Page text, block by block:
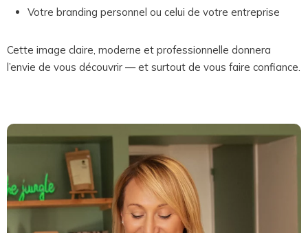
Votre branding personnel ou celui de votre entreprise
Cette image claire, moderne et professionnelle donnera
l’envie de vous découvrir — et surtout de vous faire confiance.